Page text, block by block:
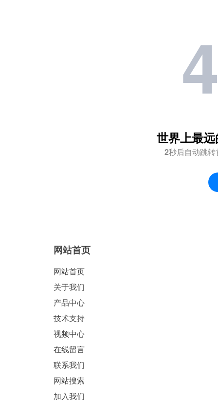
世界上最
2秒后自动跳
网站首页
网站首页
关于我们
产品中心
技术支持
视频中心
在线留言
联系我们
网站搜索
加入我们